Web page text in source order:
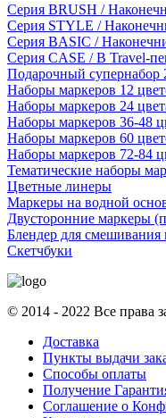
Серия BRUSH /
Серия STYLE /
Серия BASIC /
Серия CASE / В Travel-
Подарочный супернабор
Наборы маркеров 12
Наборы маркеров 24
Наборы маркеров 36-48
Наборы маркеров 60
Наборы маркеров 72-84
Тематические наборы
Цветные линеры
Маркеры на водной
Двусторонние маркеры
Блендер для смешивания
Скетчбуки
© 2014 - 2022 Все права
Доставка
Пункты выдачи
Способы оплаты
Получение
Соглашение о